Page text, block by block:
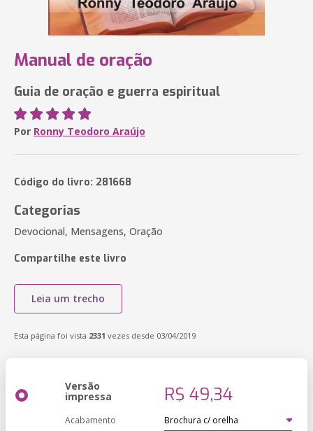
Manual de oração
Guia de oração e guerra espiritual
Por Ronny Teodoro Araújo
Código do livro: 281668
Categorias
Devocional, Mensagens, Oração
Compartilhe este livro
Leia um trecho
Esta página foi vista 2331 vezes desde 03/04/2019
Versão
impressa R$ 49,34
Acabamento